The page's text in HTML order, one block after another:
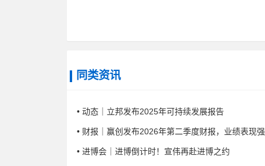
同类资讯
• 动态｜立邦发布2025年可持续发展报告​
• 财报｜赢创发布2026年第二季度财报，业绩表现强
• 进博会｜进博倒计时！宣伟再赴进博之约